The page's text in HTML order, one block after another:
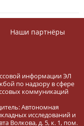
Наши партнёры
информации ЭЛ
по надзору в сфере
коммуникаций
Автономная
исследований и
Волкова, д. 5, к. 1, пом.